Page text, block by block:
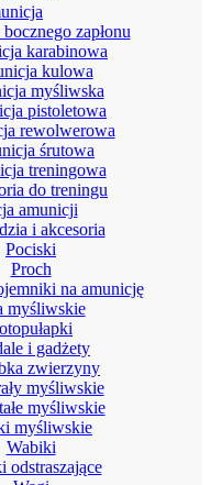
zapłonu
karabinowa
kulowa
myśliwska
pistoletowa
rewolwerowa
śrutowa
treningowa
do treningu
amunicji
i akcesoria
Pociski
Proch
na amunicję
myśliwskie
i gadżety
zwierzyny
myśliwskie
myśliwskie
myśliwskie
Wabiki
odstraszające